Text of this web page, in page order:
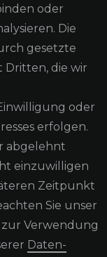
Versand
oder
Die
gesetzte
Dritten, die wir
oder
erfolgen.
abgelehnt
einzuwilligen
Zeitpunkt
Sie unser
Verwendung
Daten­